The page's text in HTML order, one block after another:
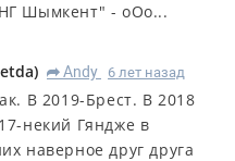
Шымкент" - оОо...
) R Andy 6 лет назад
В 2019-Брест. В 2018
некий Гяндже в
наверное друг друга